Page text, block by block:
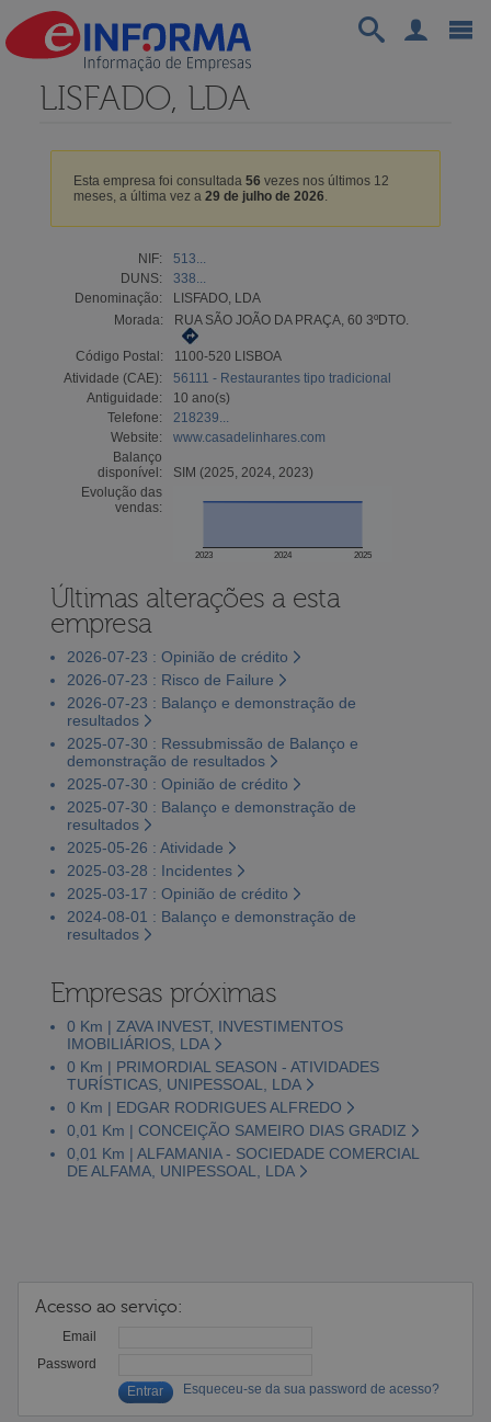
LISFADO, LDA
Esta empresa foi consultada 56 vezes nos últimos 12
meses, a última vez a 29 de julho de 2026.
NIF:
513...
DUNS:
338...
Denominação:
LISFADO, LDA
Morada:
RUA SÃO JOÃO DA PRAÇA, 60 3ºDTO.
Código Postal:
1100-520 LISBOA
Atividade (CAE):
56111 - Restaurantes tipo tradicional
Antiguidade:
10 ano(s)
Telefone:
218239...
Website:
www.casadelinhares.com
Balanço
disponível:
SIM (2025, 2024, 2023)
Evolução das
vendas:
2023 2024 2025
Últimas alterações a esta
empresa
2026-07-23 : Opinião de crédito
2026-07-23 : Risco de Failure
2026-07-23 : Balanço e demonstração de
resultados
2025-07-30 : Ressubmissão de Balanço e
demonstração de resultados
2025-07-30 : Opinião de crédito
2025-07-30 : Balanço e demonstração de
resultados
2025-05-26 : Atividade
2025-03-28 : Incidentes
2025-03-17 : Opinião de crédito
2024-08-01 : Balanço e demonstração de
resultados
Empresas próximas
0 Km | ZAVA INVEST, INVESTIMENTOS
IMOBILIÁRIOS, LDA
0 Km | PRIMORDIAL SEASON - ATIVIDADES
TURÍSTICAS, UNIPESSOAL, LDA
0 Km | EDGAR RODRIGUES ALFREDO
0,01 Km | CONCEIÇÃO SAMEIRO DIAS GRADIZ
0,01 Km | ALFAMANIA - SOCIEDADE COMERCIAL
DE ALFAMA, UNIPESSOAL, LDA
Acesso ao serviço:
Email
Password
Esqueceu-se da sua password de acesso?